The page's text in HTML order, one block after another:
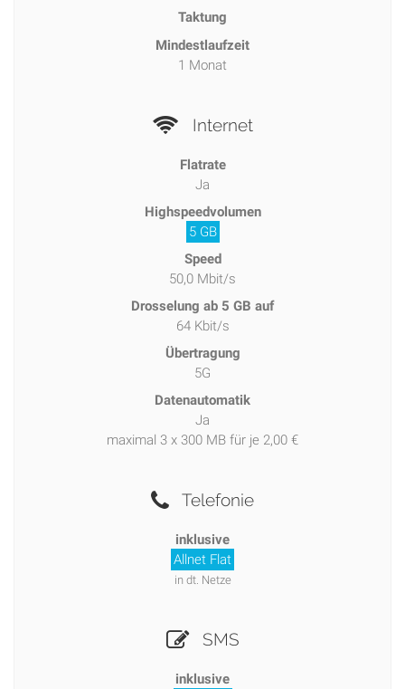
Taktung
Mindestlaufzeit
1 Monat
Internet
Flatrate
Ja
Highspeedvolumen
5 GB
Speed
50,0 Mbit/s
Drosselung ab 5 GB auf
64 Kbit/s
Übertragung
5G
Datenautomatik
Ja
maximal 3 x 300 MB für je 2,00 €
Telefonie
inklusive
Allnet Flat
in dt. Netze
SMS
inklusive